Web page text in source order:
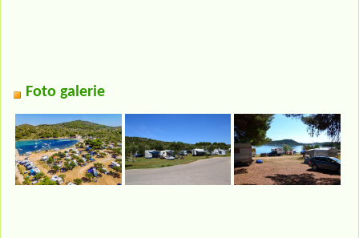
Foto galerie